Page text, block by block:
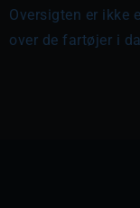
Oversigten er ikke
over de fartøjer i